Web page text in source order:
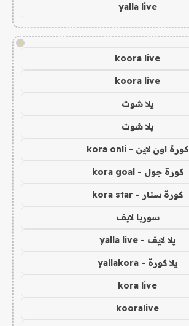
yalla live
!
koora live
koora live
يلا شوت
يلا شوت
كورة اون لاين - kora onli
كورة جول - kora goal
كورة ستار - kora star
سوريا لايف
يلا لايف - yalla live
يلا كورة - yallakora
kora live
kooralive